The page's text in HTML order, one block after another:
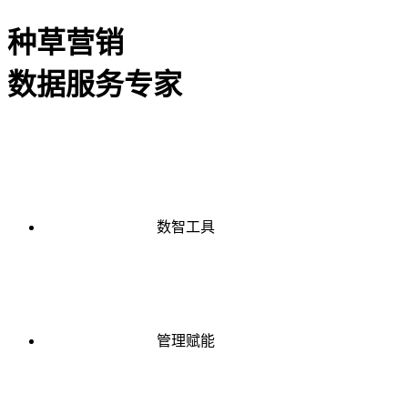
种草营销
数据服务专家
数智工具
管理赋能